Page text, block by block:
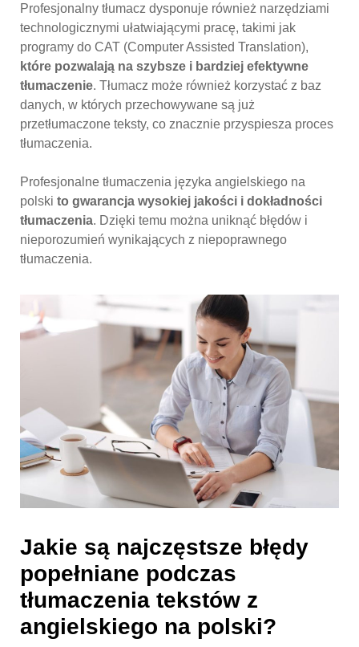
Profesjonalny tłumacz dysponuje również narzędziami
technologicznymi ułatwiającymi pracę, takimi jak
programy do CAT (Computer Assisted Translation),
które pozwalają na szybsze i bardziej efektywne
tłumaczenie. Tłumacz może również korzystać z baz
danych, w których przechowywane są już
przetłumaczone teksty, co znacznie przyspiesza proces
tłumaczenia.
Profesjonalne tłumaczenia języka angielskiego na
polski to gwarancja wysokiej jakości i dokładności
tłumaczenia. Dzięki temu można uniknąć błędów i
nieporozumień wynikających z niepoprawnego
tłumaczenia.
Jakie są najczęstsze błędy
popełniane podczas
tłumaczenia tekstów z
angielskiego na polski?